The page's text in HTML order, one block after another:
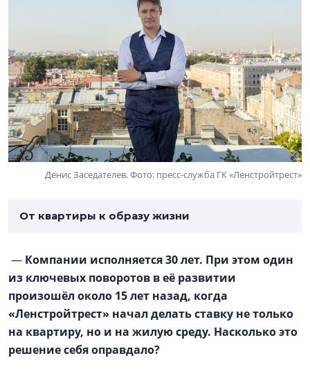
Денис Заседателев. Фото: пресс-служба ГК «Ленстройтрест»
От квартиры к образу жизни
— Компании исполняется 30 лет. При этом один
из ключевых поворотов в её развитии
произошёл около 15 лет назад, когда
«Ленстройтрест» начал делать ставку не только
на квартиру, но и на жилую среду. Насколько это
решение себя оправдало?